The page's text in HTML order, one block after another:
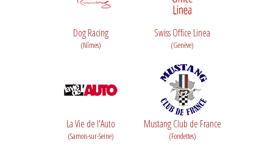
Dog Racing
(Nîmes)
Swiss Office Linea
(Genève)
La Vie de l'Auto
(Samois-sur-Seine)
Mustang Club de France
(Fondettes)